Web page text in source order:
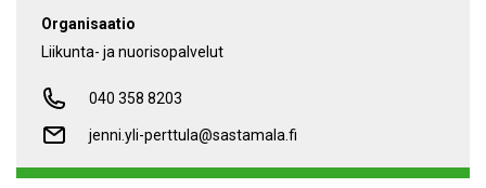
Organisaatio
Liikunta- ja nuorisopalvelut
040 358 8203
jenni.yli-perttula@sastamala.fi